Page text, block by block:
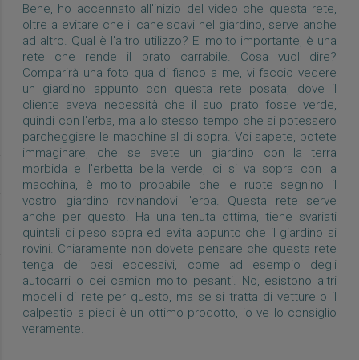
Bene, ho accennato all'inizio del video che questa rete,
oltre a evitare che il cane scavi nel giardino, serve anche
ad altro. Qual è l'altro utilizzo? E' molto importante, è una
rete che rende il prato carrabile. Cosa vuol dire?
Comparirà una foto qua di fianco a me, vi faccio vedere
un giardino appunto con questa rete posata, dove il
cliente aveva necessità che il suo prato fosse verde,
quindi con l'erba, ma allo stesso tempo che si potessero
parcheggiare le macchine al di sopra. Voi sapete, potete
immaginare, che se avete un giardino con la terra
morbida e l'erbetta bella verde, ci si va sopra con la
macchina, è molto probabile che le ruote segnino il
vostro giardino rovinandovi l'erba. Questa rete serve
anche per questo. Ha una tenuta ottima, tiene svariati
quintali di peso sopra ed evita appunto che il giardino si
rovini. Chiaramente non dovete pensare che questa rete
tenga dei pesi eccessivi, come ad esempio degli
autocarri o dei camion molto pesanti. No, esistono altri
modelli di rete per questo, ma se si tratta di vetture o il
calpestio a piedi è un ottimo prodotto, io ve lo consiglio
veramente.